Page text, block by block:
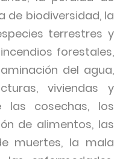
de biodiversidad, la
terrestres y
forestales,
del agua,
viviendas y
las cosechas, los
de alimentos, las
muertes, la mala